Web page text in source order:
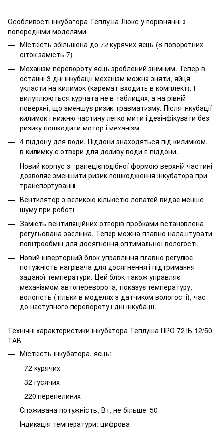
Особливості інкубатора Теплуша Люкс у порівнянні з
попередніми моделями
Місткість збільшена до 72 курячих яєць (8 поворотних
сіток замість 7)
Механізм перевороту яєць зроблений знімним. Тепер в
останні 3 дні інкубації механізм можна зняти, яйця
укласти на килимок (каремат входить в комплект). І
вилуплюються курчата не в таблицях, а на рівній
поверхні, що зменшує ризик травматизму. Після інкубації
килимок і нижню частину легко мити і дезінфікувати без
ризику пошкодити мотор і механізм.
4 піддону для води. Піддони знаходяться під килимком,
в килимку є отвори для доливу води в піддони.
Новий корпус з трапецієподібної формою верхній частині
дозволяє зменшити ризик пошкодження інкубатора при
транспортуванні
Вентилятор з великою кількістю лопатей видає менше
шуму при роботі
Замість вентиляційних отворів пробками встановлена
регульована заслінка. Тепер можна плавно налаштувати
повітрообмін для досягнення оптимальної вологості.
Новий інверторний блок управління плавно регулює
потужність нагрівача для досягнення і підтримання
заданої температури. Цей блок також управляє
механізмом автопереворота, показує температуру,
вологість (тільки в моделях з датчиком вологості), час
до наступного перевороту і дні інкубації.
Технічні характеристики інкубатора Теплуша ПРО 72 ІБ 12/50
ТАВ
Місткість інкубатора, яєць:
- 72 курячих
- 32 гусячих
- 220 перепелиних
Споживана потужність, Вт, не більше: 50
Індикація температури: цифрова